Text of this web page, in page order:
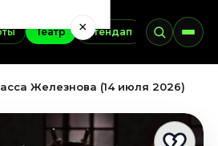
Театр Стендап Выставки
×
Железнова (14 июля 2026)